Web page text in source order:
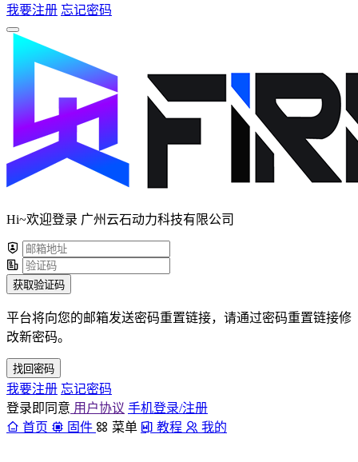
我要注册 忘记密码
Hi~欢迎登录 广州云石动力科技有限公司
获取验证码
平台将向您的邮箱发送密码重置链接，请通过密码重置链接修
改新密码。
找回密码
我要注册 忘记密码
登录即同意 用户协议 手机登录/注册
首页
固件 菜单 教程 我的